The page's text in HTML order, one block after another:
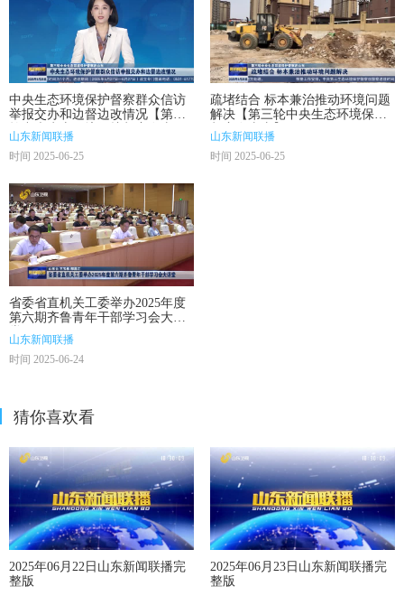
中央生态环境保护督察群众信访
举报交办和边督边改情况【第三
轮中央生态环境保护督察在山
东】
山东新闻联播
时间 2025-06-25
疏堵结合 标本兼治推动环境问题
解决【第三轮中央生态环境保护
督察在山东】
山东新闻联播
时间 2025-06-25
省委省直机关工委举办2025年度
第六期齐鲁青年干部学习会大讲
堂
山东新闻联播
时间 2025-06-24
猜你喜欢看
2025年06月22日山东新闻联播完
整版
2025年06月23日山东新闻联播完
整版